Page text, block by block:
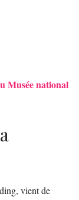
Musée national
vient de